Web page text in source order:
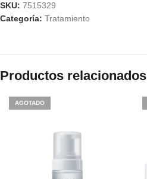
SKU: 7515329
Categoría: Tratamiento
Productos relacionados
AGOTADO